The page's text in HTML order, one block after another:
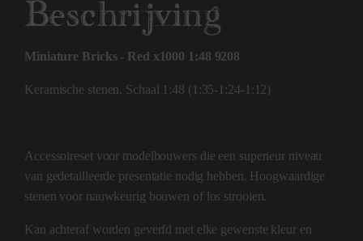
Beschrijving
Miniature Bricks - Red x1000 1:48 9208
Keramische stenen. Schaal 1:48 (1:35-1:24-1:12)
Accessoireset voor modelbouwers die een superieur niveau
van gedetailleerde presentatie nodig hebben. Hoogwaardige
stenen voor nauwkeurig bouwen of los strooien.
Kan achteraf worden geverfd met elke gewenste kleur en